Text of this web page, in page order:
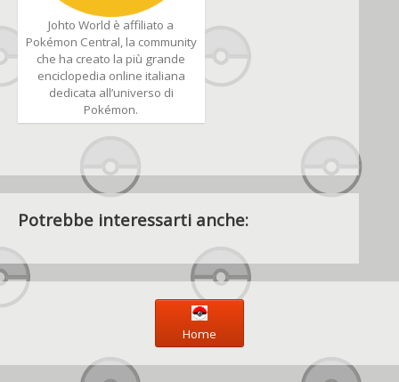
Johto World è affiliato a
Pokémon Central, la community
che ha creato la più grande
enciclopedia online italiana
dedicata all’universo di
Pokémon.
Potrebbe interessarti anche:
Home